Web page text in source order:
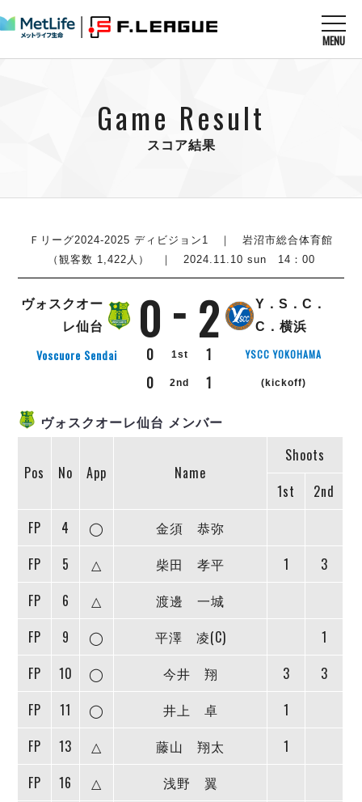
MENU
すべてのニュース
U-23選抜
チケット
メディア情報
その他
試合を観る MATCHES
順位表
戦績表
警告・退場・出場停止選手
個人ランキング｜ゴール
個人ランキング｜シュート
個人ランキング｜シュート成功率
メットライフ生命Ｆ２リーグ
順位表
警告・退場・出場停止選手
個人ランキング｜シュート
個人ランキング｜第2PK
メットライフ生命Ｆリーグカップ 2026
大会概要
アリーナ情報
チケット情報
過去の記録
エスポラーダ北海道
バルドラール浦安
フウガドールすみだ
立川アスレティックFC
ボアルース長野
シュライカー大阪
メットライフ生命Ｆ２リーグ
ヴォスクオーレ仙台
リガーレヴィア葛飾
Y．S．C．C．横浜
ヴィンセドール白山
アグレミーナ浜松
ポルセイド浜田
ミラクルスマイル新居浜
チケットを買う TICKET
アリーナ情報 ARENA
リーグ概要 ABOUT US
リーグ概要
大会概要
クラブライセンス関連
過去の記録 ARCHIVE
過去の試合記録
ディビジョン2 試合記録
Ｆリーグカップ 試合記録
リーグ統計データ
記念ゴール
担当審判員
選手の通算記録（Ｆ１）
バルドラール浦安
プロジェクト PROJECT
ABeam AWARD
DIVISION 02
Game Result
スコア結果
Ｆリーグ2024-2025 ディビジョン1
｜ 岩沼市総合体育館
（観客数 1,422人） ｜ 2024.11.10 sun 14：00
ヴォスクオー
レ仙台
0 2
Y．S．C．
C．横浜
Voscuore Sendai 0 1st 1 YSCC YOKOHAMA
0 2nd 1 (kickoff)
ヴォスクオーレ仙台 メンバー
Pos No App Name
Shoots
1st
2nd
FP
4 ◯
金須 恭弥
FP
5 △ 柴田 孝平 1
3
FP
6 △
渡邊 一城
FP
9 ◯ 平澤 凌(C)
1
FP
10 ◯ 今井 翔 3
3
FP
11 ◯ 井上 卓
1
FP
13 △ 藤山 翔太
1
FP
16 △
浅野 翼